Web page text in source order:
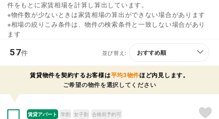
件をもとに家賃相場を計算し算出しています。
※物件数が少ないときは家賃相場の算出ができない場合があります
※相場の絞りこみ条件は、物件の検索条件と一致しない場合があり
ます
57件 並び替え:
賃貸物件を契約するお客様は平均3物件ほど内見します。
ご希望の物件を選択してください
賃貸アパート 学割 女子割 合格前予約可